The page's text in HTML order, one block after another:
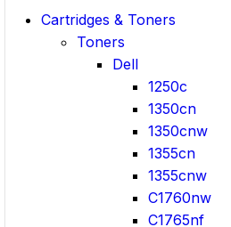
Cartridges & Toners
Toners
Dell
1250c
1350cn
1350cnw
1355cn
1355cnw
C1760nw
C1765nf